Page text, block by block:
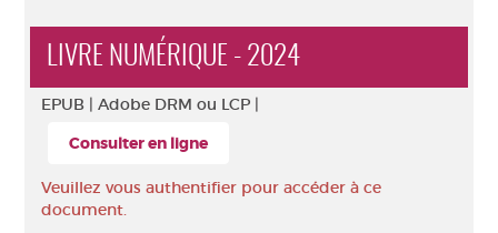
LIVRE NUMÉRIQUE - 2024
EPUB | Adobe DRM ou LCP |
Consulter en ligne
Veuillez vous authentifier pour accéder à ce
document.